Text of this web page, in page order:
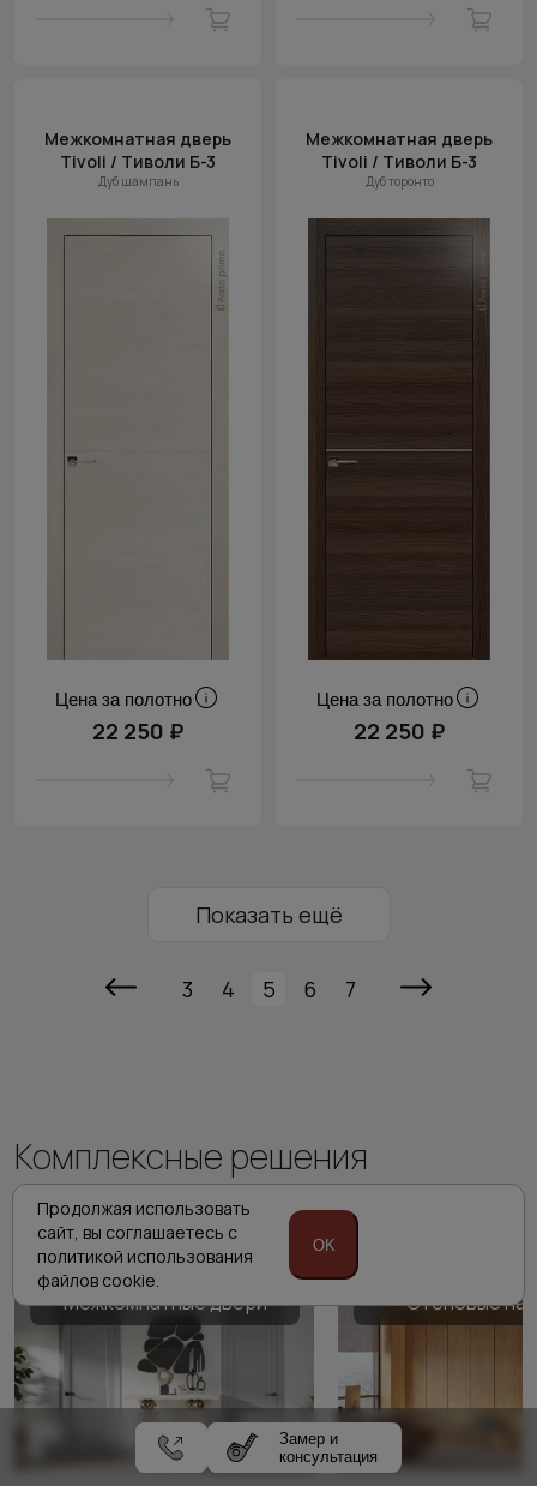
Межкомнатная дверь
Tivoli / Тиволи Б-3
Дуб шампань
Цена за полотно
22 250 ₽
Межкомнатная дверь
Tivoli / Тиволи Б-3
Дуб торонто
Цена за полотно
22 250 ₽
Показать ещё
3 4 5 6 7
Комплексные решения
Porta prima
Межкомнатные двери Стеновые
Замер и
консультация
Продолжая использовать
сайт, вы соглашаетесь с
политикой использования
файлов cookie.
OK